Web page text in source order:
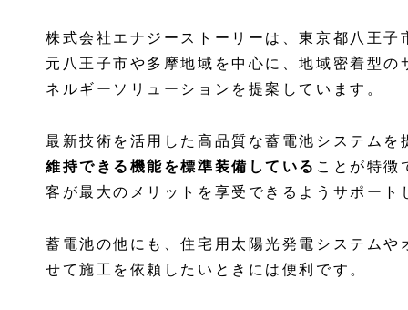
株式会社エナジーストーリーは、東京都八王
元八王子市や多摩地域を中心に、地域密着型
ネルギーソリューションを提案しています。
最新技術を活用した高品質な蓄電池システムを
維持できる機能を標準装備している ことが特徴
客が最大のメリットを享受できるようサポート
蓄電池の他にも​、住宅用太陽光発電システム
せて施工を依頼したいときには便利です。